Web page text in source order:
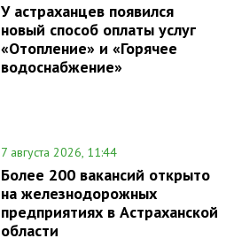
У астраханцев появился
новый способ оплаты услуг
«Отопление» и «Горячее
водоснабжение»
7 августа 2026, 11:44
Более 200 вакансий открыто
на железнодорожных
предприятиях в Астраханской
области